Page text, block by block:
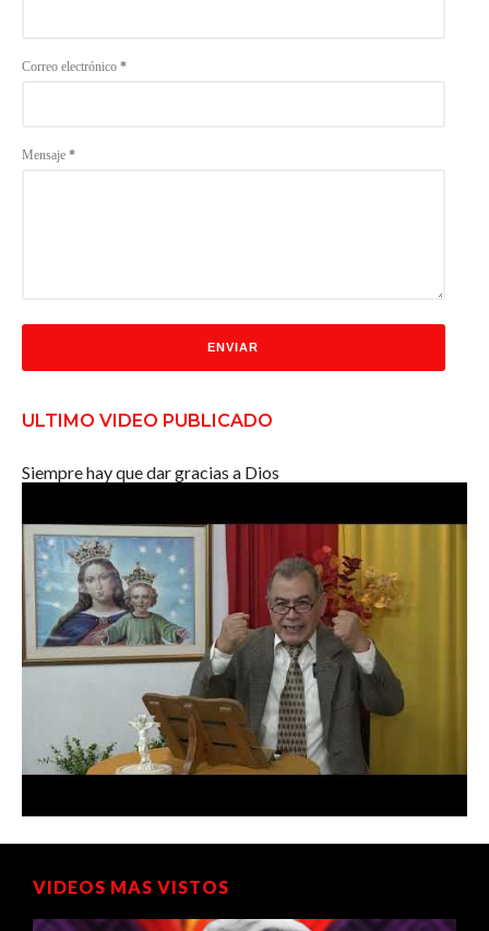
Correo electrónico *
Mensaje *
ULTIMO VIDEO PUBLICADO
Siempre hay que dar gracias a Dios
VIDEOS MAS VISTOS